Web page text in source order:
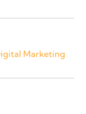
Marketing